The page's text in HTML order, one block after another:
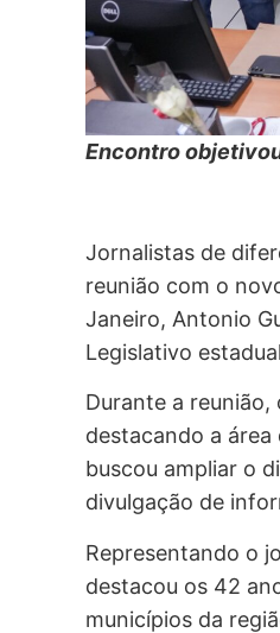
Encontro
Jornalistas de
reunião com o
Janeiro, Antonio
Legislativo
Durante a
destacando a área
buscou ampliar o
divulgação de
Representando o
destacou os 42
municípios da